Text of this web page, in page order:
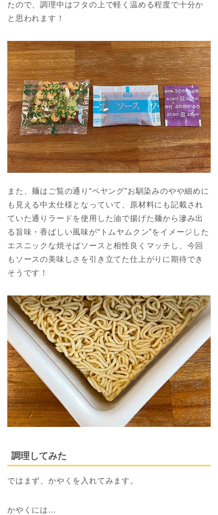
たので、調理中はフタの上で軽く温める程度で十分か
と思われます！
また、麺はご覧の通り“ペヤング”お馴染みのやや細めに
も見える中太仕様となっていて、原材料にも記載され
ていた通りラードを使用した油で揚げた麺から滲み出
る旨味・香ばしい風味が“トムヤムクン”をイメージした
エスニックな焼そばソースと相性良くマッチし、今回
もソースの美味しさを引き立てた仕上がりに期待でき
そうです！
調理してみた
ではまず、かやくを入れてみます。
かやくには…